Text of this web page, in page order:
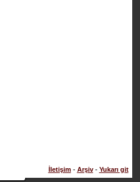
İletişim- Arşiv- Yukarı git